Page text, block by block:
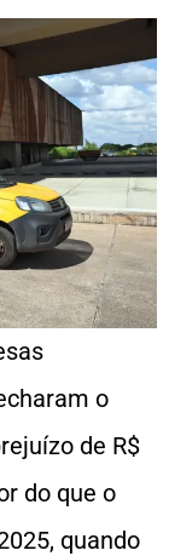
o
de R$
do que o
quando